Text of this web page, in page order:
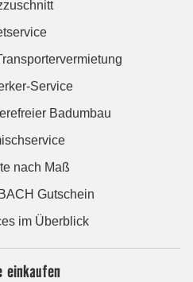
Service
Badumbau
nach Maß
Gutschein
im Überblick
einkaufen